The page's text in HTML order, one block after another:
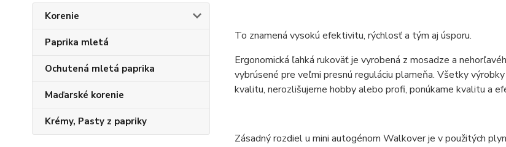
Korenie
Paprika mletá
Ochutená mletá paprika
Maďarské korenie
Krémy, Pasty z papriky
To znamená vysokú efektivitu, rýchlosť a tým aj úsporu.
Ergonomická ľahká rukoväť je vyrobená z mosadze a
vybrúsené pre veľmi presnú reguláciu plameňa. Všetky
kvalitu, nerozlišujeme hobby alebo profi, ponúkame kvalitu a
Zásadný rozdiel u mini autogénom Walkover je v použitých